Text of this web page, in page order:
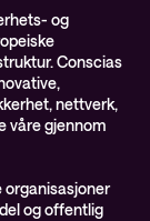
og
Conscias
nettverk,
våre gjennom
organisasjoner
og offentlig